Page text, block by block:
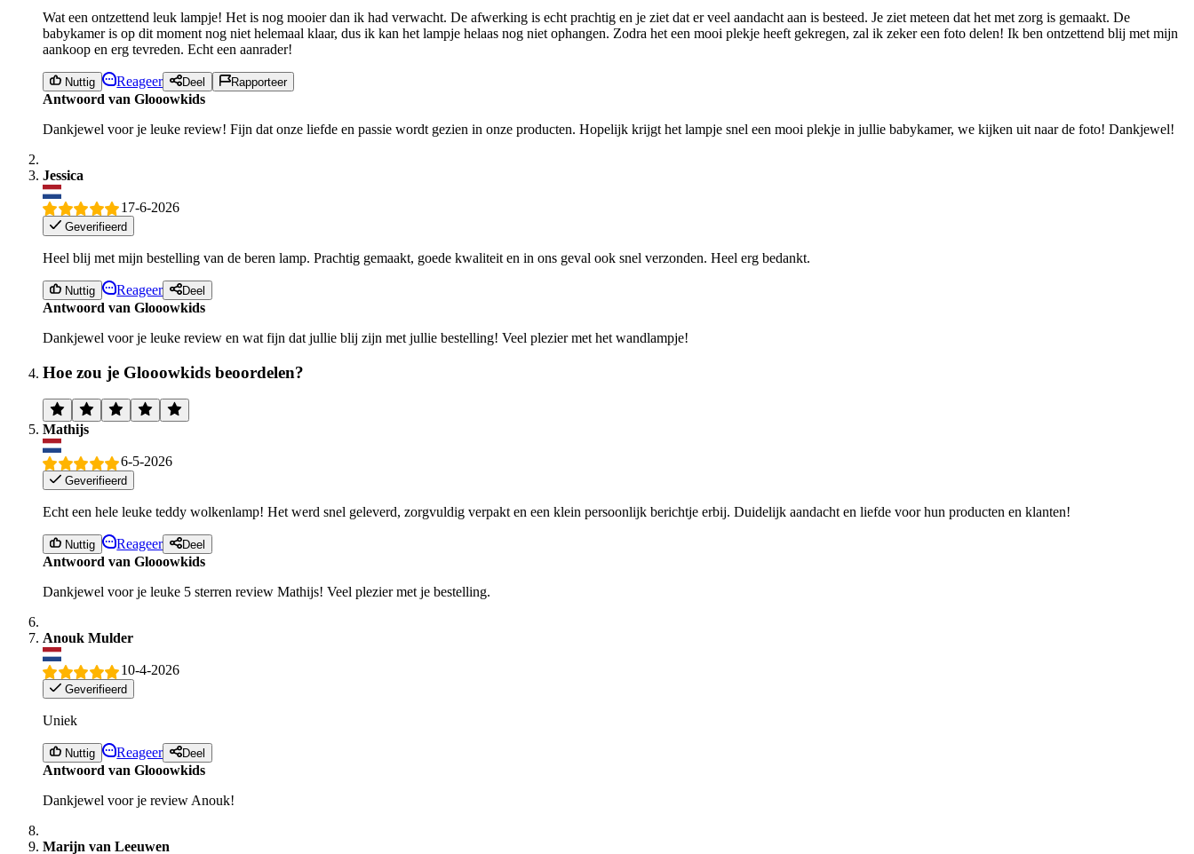
Wat een ontzettend leuk lampje! Het is nog mooier dan ik had verwacht. De afwerking is echt prachtig en je ziet dat er veel aandacht aan is besteed. Je ziet meteen dat het met zorg is gemaakt. De
babykamer is op dit moment nog niet helemaal klaar, dus ik kan het lampje helaas nog niet ophangen. Zodra het een mooi plekje heeft gekregen, zal ik zeker een foto delen! Ik ben ontzettend blij met mijn
aankoop en erg tevreden. Echt een aanrader!
Nuttig Reageer Deel Rapporteer
Antwoord van Glooowkids
Dankjewel voor je leuke review! Fijn dat onze liefde en passie wordt gezien in onze producten. Hopelijk krijgt het lampje snel een mooi plekje in jullie babykamer, we kijken uit naar de foto! Dankjewel!
Jessica
17-6-2026
Geverifieerd
Heel blij met mijn bestelling van de beren lamp. Prachtig gemaakt, goede kwaliteit en in ons geval ook snel verzonden. Heel erg bedankt.
Nuttig Reageer Deel
Antwoord van Glooowkids
Dankjewel voor je leuke review en wat fijn dat jullie blij zijn met jullie bestelling! Veel plezier met het wandlampje!
Hoe zou je Glooowkids beoordelen?
Mathijs
6-5-2026
Geverifieerd
Echt een hele leuke teddy wolkenlamp! Het werd snel geleverd, zorgvuldig verpakt en een klein persoonlijk berichtje erbij. Duidelijk aandacht en liefde voor hun producten en klanten!
Nuttig Reageer Deel
Antwoord van Glooowkids
Dankjewel voor je leuke 5 sterren review Mathijs! Veel plezier met je bestelling.
Anouk Mulder
10-4-2026
Geverifieerd
Uniek
Nuttig Reageer Deel
Antwoord van Glooowkids
Dankjewel voor je review Anouk!
Marijn van Leeuwen